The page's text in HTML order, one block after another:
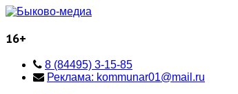
16+
8 (84495) 3-15-85
Реклама: kommunar01@mail.ru